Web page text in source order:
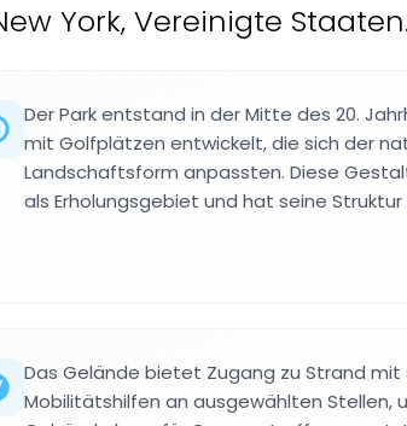
York, Vereinigte Staaten.
Der Park entstand in der Mitte des 20.
mit Golfplätzen entwickelt, die sich der
Landschaftsform anpassten. Diese
als Erholungsgebiet und hat seine
Das Gelände bietet Zugang zu Strand mit
Mobilitätshilfen an ausgewählten Stellen,